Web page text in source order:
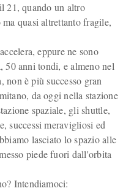
21, quando un altro
quasi altrettanto fragile,
eppure ne sono
50 anni tondi, e almeno nel
non è più successo gran
da oggi nella stazione
spaziale, gli shuttle,
successi meravigliosi ed
lasciato lo spazio alle
piede fuori dall'orbita
Intendiamoci: